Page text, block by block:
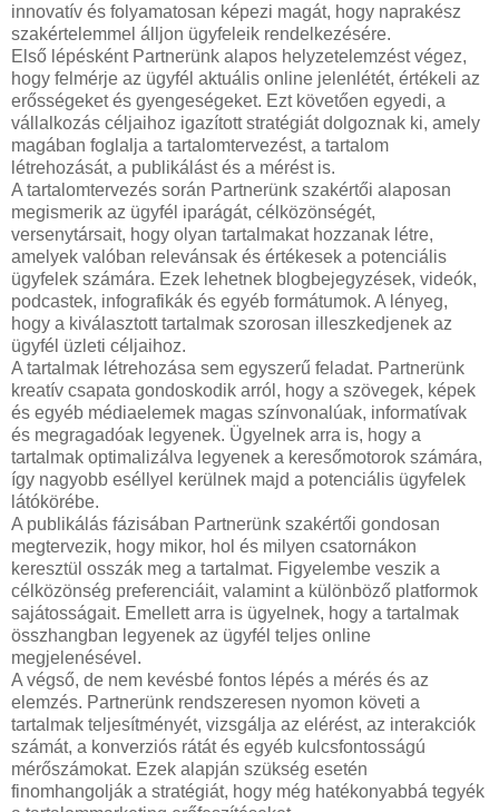
innovatív és folyamatosan képezi magát, hogy naprakész
szakértelemmel álljon ügyfeleik rendelkezésére.
Első lépésként Partnerünk alapos helyzetelemzést végez,
hogy felmérje az ügyfél aktuális online jelenlétét, értékeli az
erősségeket és gyengeségeket. Ezt követően egyedi, a
vállalkozás céljaihoz igazított stratégiát dolgoznak ki, amely
magában foglalja a tartalomtervezést, a tartalom
létrehozását, a publikálást és a mérést is.
A tartalomtervezés során Partnerünk szakértői alaposan
megismerik az ügyfél iparágát, célközönségét,
versenytársait, hogy olyan tartalmakat hozzanak létre,
amelyek valóban relevánsak és értékesek a potenciális
ügyfelek számára. Ezek lehetnek blogbejegyzések, videók,
podcastek, infografikák és egyéb formátumok. A lényeg,
hogy a kiválasztott tartalmak szorosan illeszkedjenek az
ügyfél üzleti céljaihoz.
A tartalmak létrehozása sem egyszerű feladat. Partnerünk
kreatív csapata gondoskodik arról, hogy a szövegek, képek
és egyéb médiaelemek magas színvonalúak, informatívak
és megragadóak legyenek. Ügyelnek arra is, hogy a
tartalmak optimalizálva legyenek a keresőmotorok számára,
így nagyobb eséllyel kerülnek majd a potenciális ügyfelek
látókörébe.
A publikálás fázisában Partnerünk szakértői gondosan
megtervezik, hogy mikor, hol és milyen csatornákon
keresztül osszák meg a tartalmat. Figyelembe veszik a
célközönség preferenciáit, valamint a különböző platformok
sajátosságait. Emellett arra is ügyelnek, hogy a tartalmak
összhangban legyenek az ügyfél teljes online
megjelenésével.
A végső, de nem kevésbé fontos lépés a mérés és az
elemzés. Partnerünk rendszeresen nyomon követi a
tartalmak teljesítményét, vizsgálja az elérést, az interakciók
számát, a konverziós rátát és egyéb kulcsfontosságú
mérőszámokat. Ezek alapján szükség esetén
finomhangolják a stratégiát, hogy még hatékonyabbá tegyék